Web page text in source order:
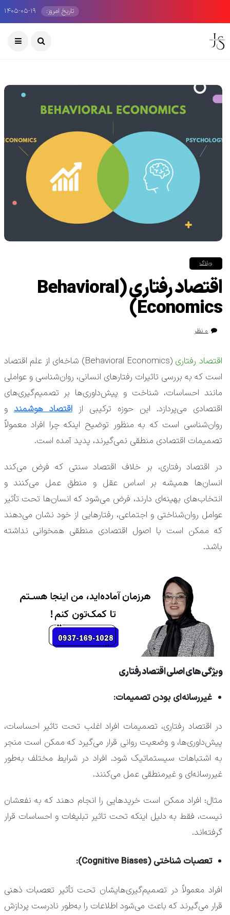
تاریخ امروز: ۱۴۰۵-۰۵-۱۹
وبلاگ
اقتصاد رفتاری (Behavioral
Economics)
۰ نظر
اقتصاد رفتاری
(Behavioral Economics) شاخه‌ای از علم اقتصاد
است که به بررسی تاثیرات رفتارهای انسانی، روان‌شناسی و عواملی
مانند احساسات، شناخت و پیش‌داوری‌ها بر تصمیم‌گیری‌های
اقتصادی می‌پردازد. این حوزه ترکیبی از اقتصاد هوشمندو
روان‌شناسی است که به منظور توضیح اینکه چرا افراد معمولاً
تصمیمات اقتصادی منطقی نمی‌گیرند، پدید آمده است.
در اقتصاد رفتاری، بر خلاف اقتصاد سنتی که فرض می‌کند
انسان‌ها همیشه بر اساس عقل و منطق عمل می‌کنند و
انتخاب‌های بهینه‌ای دارند، فرض می‌شود که انسان‌ها تحت تأثیر
عوامل روان‌شناختی و اجتماعی، رفتارهایی از خود نشان می‌دهند
که ممکن است با اصول اقتصادی منطقی همخوانی نداشته
باشد.
ویژگی‌های اصلی اقتصاد رفتاری
غیررسانه‌ای بودن تصمیمات:
در اقتصاد رفتاری، تصمیمات افراد اغلب تحت تاثیر احساسات،
پیش‌داوری‌ها، و وضعیت روانی قرار می‌گیرد که ممکن است منجر
به اشتباهات سیستماتیک شود. افراد در شرایط مختلف به‌طور
غیررسانه‌ای و غیرمنطقی عمل می‌کنند.
مثال: افراد ممکن است خریدهایی را انجام دهند که به نفعشان
نیست، فقط به دلیل اینکه تحت تاثیر تبلیغات و احساسات قرار
گرفته‌اند.
تعصبات شناختی (Cognitive Biases):
افراد معمولاً در تصمیم‌گیری‌هایشان تحت تأثیر تعصبات ذهنی
قرار می‌گیرند که باعث می‌شود اطلاعات را به‌طور نادرست پردازش